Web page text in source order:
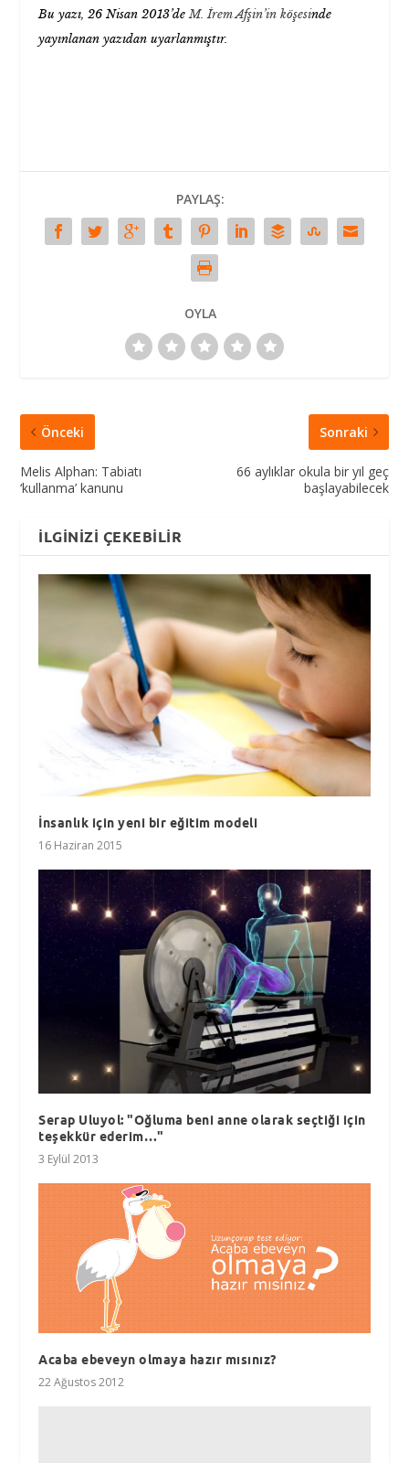
Bu yazı, 26 Nisan 2013’de M. İrem Afşin’in köşesinde
yayınlanan yazıdan uyarlanmıştır.
PAYLAŞ:
OYLA
Önceki
Melis Alphan: Tabiatı
‘kullanma’ kanunu
Sonraki
66 aylıklar okula bir yıl geç
başlayabilecek
İLGINIZI ÇEKEBILIR
İnsanlık için yeni bir eğitim modeli
16 Haziran 2015
Serap Uluyol: "Oğluma beni anne olarak seçtiği için
teşekkür ederim…"
3 Eylül 2013
Acaba ebeveyn olmaya hazır mısınız?
22 Ağustos 2012